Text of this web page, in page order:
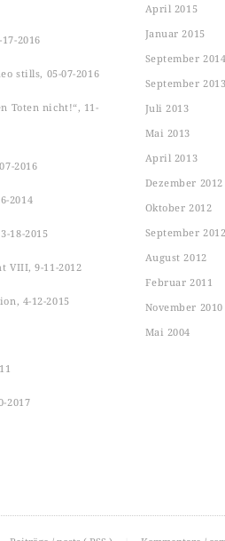
2016
stills, 05-07-2016
Toten nicht!“, 11-
2016
2014
18-2015
VIII, 9-11-2012
4-12-2015
2017
April 2015
Januar 2015
September
September
Juli 2013
Mai 2013
April 2013
Dezember 2012
Oktober 2012
September
August 2012
Februar 2011
November 2010
Mai 2004